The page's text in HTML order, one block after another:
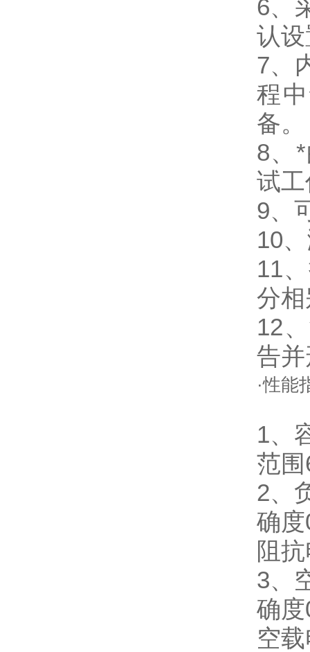
6、
认
7、
程
备。
8、
试
9、
10
11
分
12
告
·性能
1、
范
2、
确
阻
3、
确
空